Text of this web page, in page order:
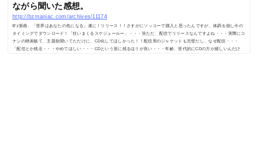
ながら聞いた感想。
http://bzmaniac.com/archives/11174
B'z新曲、「世界はあなたの色になる」遂に！リリース！！さすがにソッコーで購入と思ったんですが、体調を崩し今の
タイミングでダウンロード！「狂いまくるスケジュールー」・・・笑ただ、配信でリリースなんですよね・・・実際にコ
ナンの映画観て、主題歌聞いてただけに、CD化してほしかった！！配信用のジャケットも完璧だし、なぜ配信・・・
「配信とか残念・・・やめてほしい・・・CDという形に残るほうが良い・・・年齢、世代的にCDの方が嬉しいんだけ